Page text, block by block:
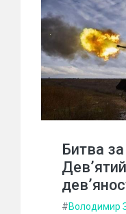
Битва за
#Володимир